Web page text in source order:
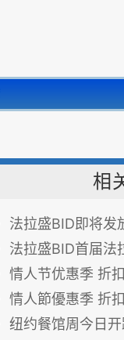
相
法拉盛BID即将发
法拉盛BID首届法
情人节优惠季 折
情人節優惠季 折
纽约餐馆周今日